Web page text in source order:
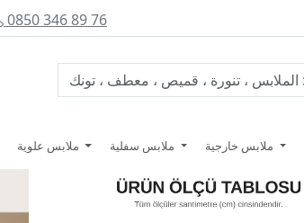
0850 346 89 76